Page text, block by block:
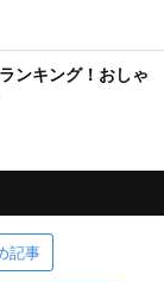
ンキング！おしゃ
記事